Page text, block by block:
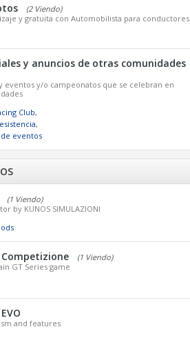
(2 Viendo)
y gratuita con Automobilista para conductores
y anuncios de otras comunidades
eventos y/o campeonatos que se celebran en
Club,
,
eventos
(1 Viendo)
by KUNOS SIMULAZIONI
(1 Viendo)
GT Series game
and features